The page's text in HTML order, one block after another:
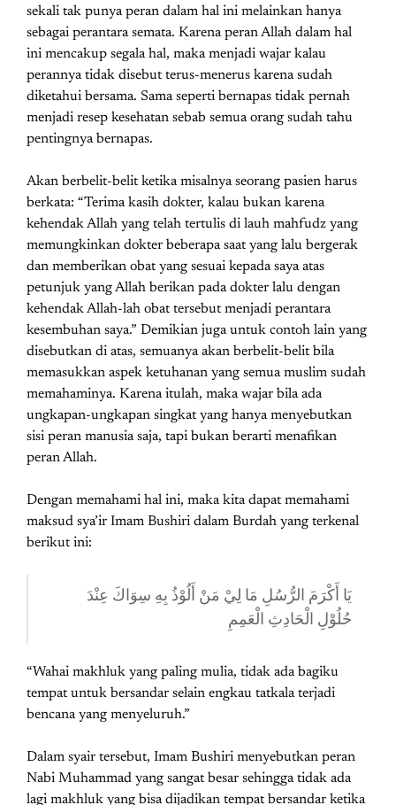
sekali tak punya peran dalam hal ini melainkan hanya
sebagai perantara semata. Karena peran Allah dalam hal
ini mencakup segala hal, maka menjadi wajar kalau
perannya tidak disebut terus-menerus karena sudah
diketahui bersama. Sama seperti bernapas tidak pernah
menjadi resep kesehatan sebab semua orang sudah tahu
pentingnya bernapas.
Akan berbelit-belit ketika misalnya seorang pasien harus
berkata: “Terima kasih dokter, kalau bukan karena
kehendak Allah yang telah tertulis di lauh mahfudz yang
memungkinkan dokter beberapa saat yang lalu bergerak
dan memberikan obat yang sesuai kepada saya atas
petunjuk yang Allah berikan pada dokter lalu dengan
kehendak Allah-lah obat tersebut menjadi perantara
kesembuhan saya.” Demikian juga untuk contoh lain yang
disebutkan di atas, semuanya akan berbelit-belit bila
memasukkan aspek ketuhanan yang semua muslim sudah
memahaminya. Karena itulah, maka wajar bila ada
ungkapan-ungkapan singkat yang hanya menyebutkan
sisi peran manusia saja, tapi bukan berarti menafikan
peran Allah.
Dengan memahami hal ini, maka kita dapat memahami
maksud sya’ir Imam Bushiri dalam Burdah yang terkenal
berikut ini:
يَا أَكْرَمَ الرُّسُلِ مَا لِيْ مَنْ أَلُوْذُ بِهِ سِوَاكَ عِنْدَ
حُلُوْلِ الْحَادِثِ الْعَمِمِ
“Wahai makhluk yang paling mulia, tidak ada bagiku
tempat untuk bersandar selain engkau tatkala terjadi
bencana yang menyeluruh.”
Dalam syair tersebut, Imam Bushiri menyebutkan peran
Nabi Muhammad yang sangat besar sehingga tidak ada
lagi makhluk yang bisa dijadikan tempat bersandar ketika